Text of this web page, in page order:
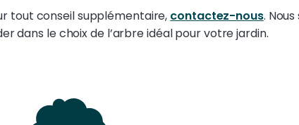
tout conseil supplémentaire, contactez-nous.
dans le choix de l’arbre idéal pour votre jardin.